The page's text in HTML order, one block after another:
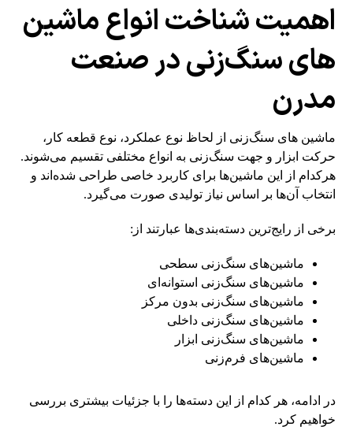
اهمیت شناخت انواع ماشین‌
های سنگ‌زنی در صنعت
مدرن
ماشین‌ های سنگ‌زنی از لحاظ نوع عملکرد، نوع قطعه کار،
حرکت ابزار و جهت سنگ‌زنی به انواع مختلفی تقسیم می‌شوند.
هرکدام از این ماشین‌ها برای کاربرد خاصی طراحی شده‌اند و
انتخاب آن‌ها بر اساس نیاز تولیدی صورت می‌گیرد.
برخی از رایج‌ترین دسته‌بندی‌ها عبارتند از:
ماشین‌های سنگ‌زنی سطحی
ماشین‌های سنگ‌زنی استوانه‌ای
ماشین‌های سنگ‌زنی بدون مرکز
ماشین‌های سنگ‌زنی داخلی
ماشین‌های سنگ‌زنی ابزار
ماشین‌های فرم‌زنی
در ادامه، هر کدام از این دسته‌ها را با جزئیات بیشتری بررسی
خواهیم کرد.